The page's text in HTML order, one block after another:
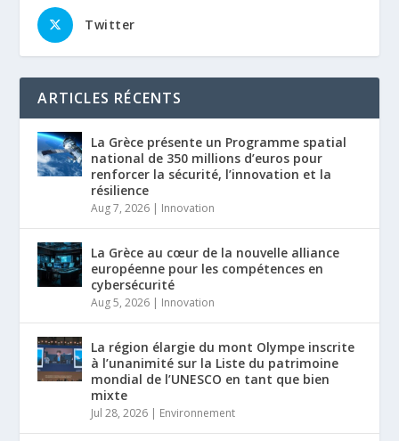
Twitter
ARTICLES RÉCENTS
La Grèce présente un Programme spatial
national de 350 millions d’euros pour
renforcer la sécurité, l’innovation et la
résilience
Aug 7, 2026 | Innovation
La Grèce au cœur de la nouvelle alliance
européenne pour les compétences en
cybersécurité
Aug 5, 2026 | Innovation
La région élargie du mont Olympe inscrite
à l’unanimité sur la Liste du patrimoine
mondial de l’UNESCO en tant que bien
mixte
Jul 28, 2026 | Environnement